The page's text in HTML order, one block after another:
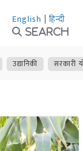
English | हिन्दी
Search
उद्यानिकी सरकारी